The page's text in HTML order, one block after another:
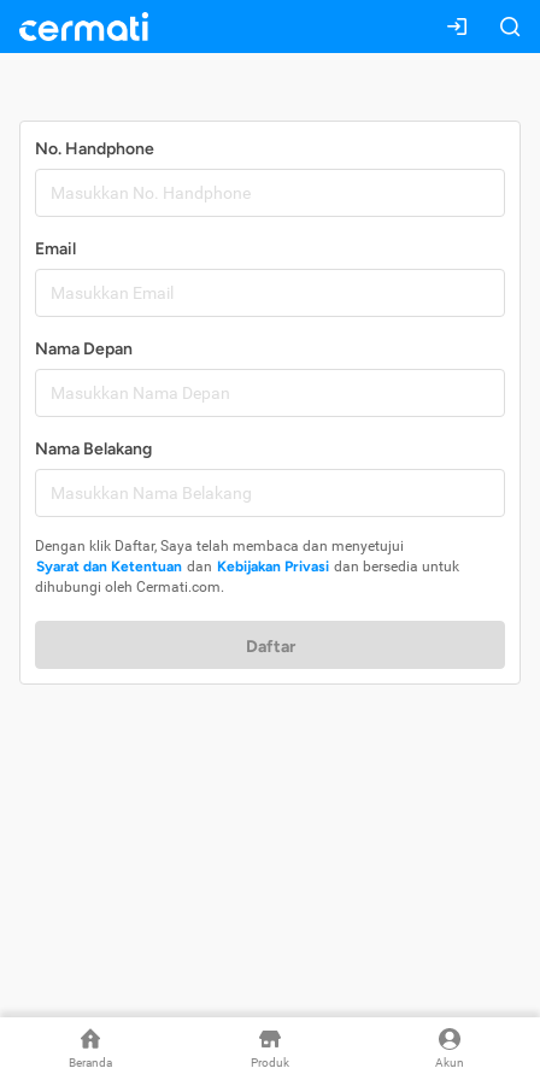
Beranda Produk Akun
No. Handphone
Email
Nama Depan
Nama Belakang
Dengan klik Daftar, Saya telah membaca dan menyetujui
Syarat dan Ketentuan dan Kebijakan Privasi dan bersedia untuk
dihubungi oleh Cermati.com.
Daftar